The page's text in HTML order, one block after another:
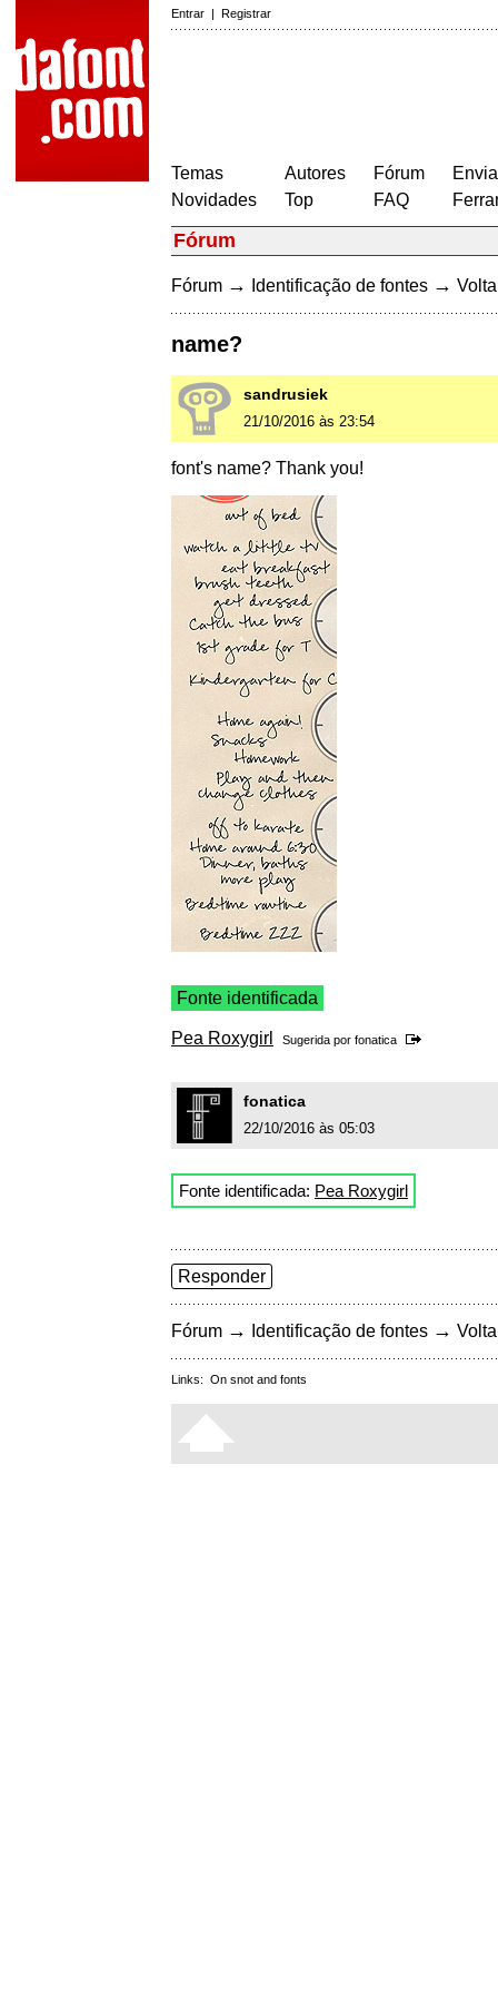
Entrar | Registrar
Temas
Novidades
Autores
Top
Fórum
FAQ
Fórum
Fórum → Identificação de fontes →
name?
sandrusiek
21/10/2016 às 23:54
font's name? Thank you!
Fonte identificada
Pea Roxygirl Sugerida por fonatica
fonatica
22/10/2016 às 05:03
Fonte identificada: Pea Roxygirl
Responder
Fórum → Identificação de fontes →
Links: On snot and fonts